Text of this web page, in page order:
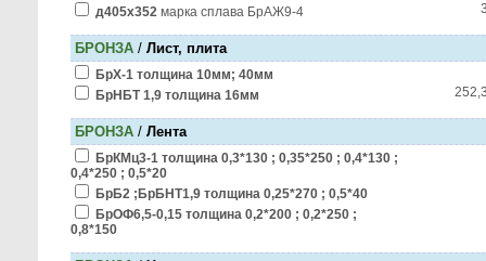
д405х352 марка сплава БрАЖ9-4
БРОНЗА / Лист, плита
БрХ-1 толщина 10мм; 40мм
БрНБТ 1,9 толщина 16мм
БРОНЗА / Лента
БрКМц3-1 толщина 0,3*130 ; 0,35*250 ; 0,4*130 ;
0,4*250 ; 0,5*20
БрБ2 ;БрБНТ1,9 толщина 0,25*270 ; 0,5*40
БрОФ6,5-0,15 толщина 0,2*200 ; 0,2*250 ;
0,8*150